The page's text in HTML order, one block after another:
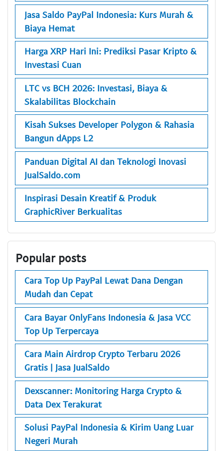
Jasa Saldo PayPal Indonesia: Kurs Murah &
Biaya Hemat
Harga XRP Hari Ini: Prediksi Pasar Kripto &
Investasi Cuan
LTC vs BCH 2026: Investasi, Biaya &
Skalabilitas Blockchain
Kisah Sukses Developer Polygon & Rahasia
Bangun dApps L2
Panduan Digital AI dan Teknologi Inovasi
JualSaldo.com
Inspirasi Desain Kreatif & Produk
GraphicRiver Berkualitas
Popular posts
Cara Top Up PayPal Lewat Dana Dengan
Mudah dan Cepat
Cara Bayar OnlyFans Indonesia & Jasa VCC
Top Up Terpercaya
Cara Main Airdrop Crypto Terbaru 2026
Gratis | Jasa JualSaldo
Dexscanner: Monitoring Harga Crypto &
Data Dex Terakurat
Solusi PayPal Indonesia & Kirim Uang Luar
Negeri Murah